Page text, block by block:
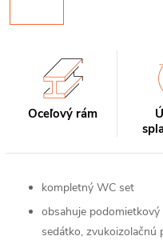
Oceľový rám
kompletný WC set
obsahuje
sedátko, zvukoizolačnú